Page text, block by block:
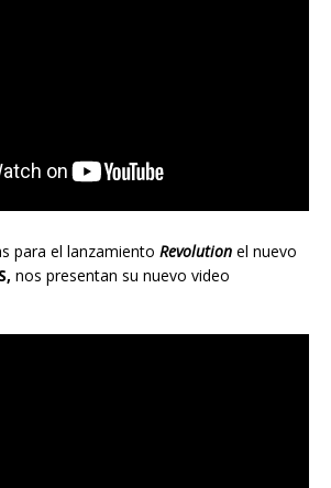
para el lanzamiento Revolution el nuevo
nos presentan su nuevo video